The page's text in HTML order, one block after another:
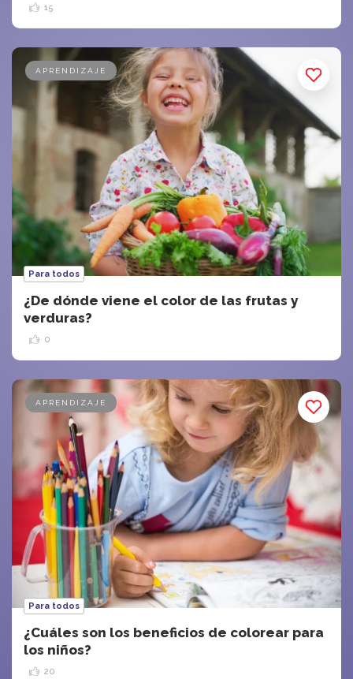
15
APRENDIZAJE
Para todos
¿De dónde viene el color de las frutas y
verduras?
0
APRENDIZAJE
Para todos
¿Cuáles son los beneficios de colorear para
los niños?
20